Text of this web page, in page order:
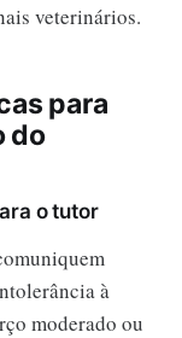
veterinários.
para
do
o tutor
à
moderado ou